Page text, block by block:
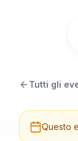
Tutti gli
Questo